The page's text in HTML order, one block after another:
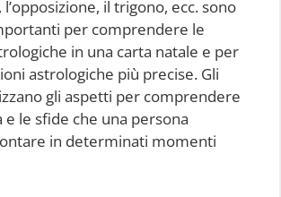
il trigono, ecc. sono
per comprendere le
in una carta natale e per
astrologiche più precise. Gli
gli aspetti per comprendere
e le sfide che una persona
in determinati momenti